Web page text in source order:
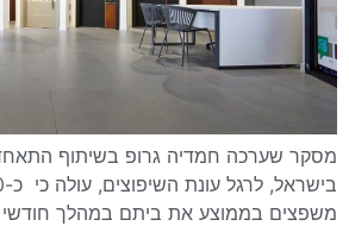
מסקר שערכה חמדיה גרופ בשיתוף
משפצים בממוצע את ביתם במהלך חודשי